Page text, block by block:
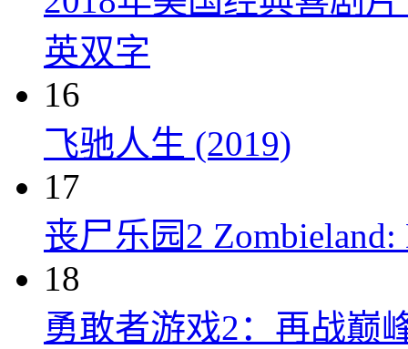
英双字
16
飞驰人生 (2019)
17
丧尸乐园2 Zombieland:
18
勇敢者游戏2：再战巅